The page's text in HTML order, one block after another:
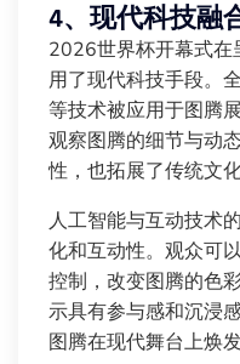
4、现代科技融
2026世界杯开幕式在
用了现代科技手段。
等技术被应用于图腾
观察图腾的细节与动
性，也拓展了传统文
人工智能与互动技术
化和互动性。观众可
控制，改变图腾的色
示具有参与感和沉浸
图腾在现代舞台上焕